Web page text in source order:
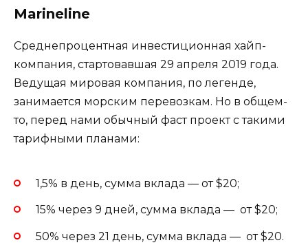
Marineline
Среднепроцентная инвестиционная хайп-
компания, стартовавшая 29 апреля 2019 года.
Ведущая мировая компания, по легенде,
занимается морским перевозкам. Но в общем-
то, перед нами обычный фаст проект с такими
тарифными планами:
1,5% в день, сумма вклада — от $20;
15% через 9 дней, сумма вклада — от $20;
50% через 21 день, сумма вклада — от $20.